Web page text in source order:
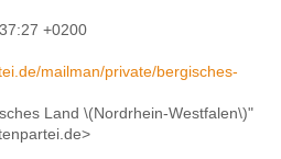
+0200
mailman/private/bergisches-
Land \(Nordrhein-Westfalen\)"